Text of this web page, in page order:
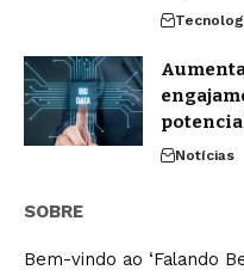
Notícias
SOBRE
Bem-vindo ao ‘Falando